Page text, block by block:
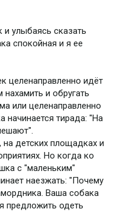
и улыбаясь сказать
спокойная и я ее
целенаправленно идёт
и обругать
или целенаправленно
начинается тирада: "На
детских площадках и
Но когда ко
с "маленьким"
наезжать: "Почему
Ваша собака
предложить одеть